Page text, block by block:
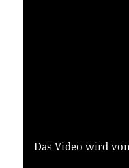
Das Video wird